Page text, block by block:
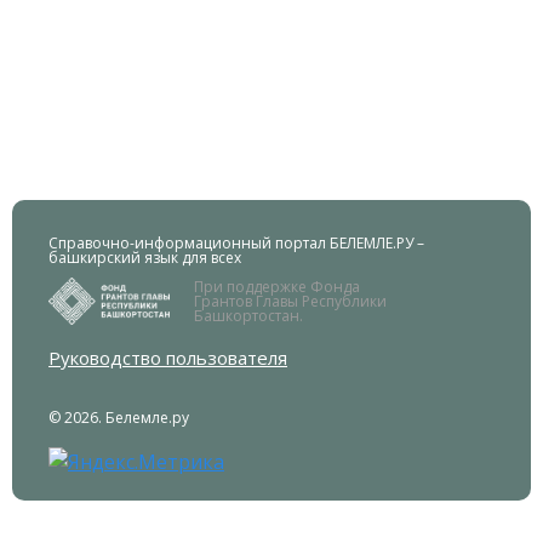
Справочно-информационный портал БЕЛЕМЛЕ.РУ –
башкирский язык для всех
При поддержке Фонда
Грантов Главы Республики
Башкортостан.
Руководство пользователя
© 2026. Белемле.ру